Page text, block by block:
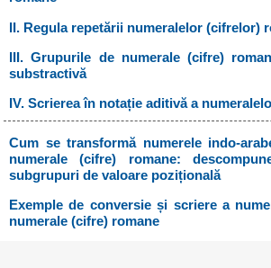
II. Regula repetării numeralelor (cifrelor)
III. Grupurile de numerale (cifre)
substractivă
IV. Scrierea în notație aditivă a
Cum se transformă numerele indo-
numerale (cifre) romane:
subgrupuri de valoare pozițională
Exemple de conversie și scriere a
numerale (cifre) romane